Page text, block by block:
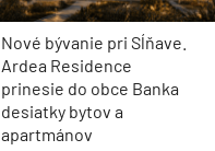
Nové bývanie pri Sĺňave.
Ardea Residence
prinesie do obce Banka
desiatky bytov a
apartmánov